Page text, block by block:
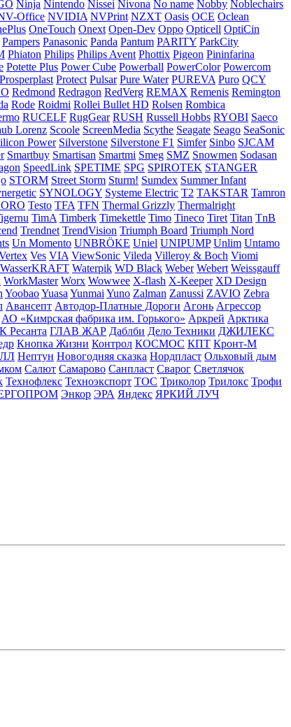
Ninja Nintendo Nissei Nivona No name Nobby Noblechairs
Office NVIDIA NVPrint NZXT Oasis OCE Oclean
OneTouch Onext Open-Dev Oppo Opticell OptiCin
Pampers Panasonic Panda Pantum PARITY ParkCity
Phiaton Philips Philips Avent Phottix Pigeon Pininfarina
Potette Plus Power Cube Powerball PowerColor Powercom
Prosperplast Protect Pulsar Pure Water PUREVA Puro QCY
Redmond Redragon RedVerg REMAX Remenis Remington
Rode Roidmi Rollei Bullet HD Rolsen Rombica
RUCELF RugGear RUSH Russell Hobbs RYOBI Saeco
Lorenz Scoole ScreenMedia Scythe Seagate Seago SeaSonic
Power Silverstone Silverstone F1 Simfer Sinbo SJCAM
Smartbuy Smartisan Smartmi Smeg SMZ Snowmen Sodasan
SpeedLink SPETIME SPG SPIROTEK STANGER
STORM Street Storm Sturm! Sumdex Summer Infant
SYNOLOGY Systeme Electric T2 TAKSTAR Tamron
Testo TFA TFN Thermal Grizzly Thermalright
TimA Timberk Timekettle Timo Tineco Tiret Titan TnB
Trendnet TrendVision Triumph Board Triumph Nord
Un Momento UNBRÖKE Uniel UNIPUMP Unlim Untamo
Ves VIA ViewSonic Vileda Villeroy & Boch Viomi
WasserKRAFT Waterpik WD Black Weber Webert Weissgauff
WorkMaster Worx Wowwee X-flash X-Keeper XD Design
YoobaoYuasa Yunmai Yuno Zalman Zanussi ZAVIO Zebra
Авансепт Автодор-Платные Дороги Агонь Агрессор
АО «Кимрская фабрика им. Горького» Аркрей Арктика
Ресанта ГЛАВ ЖАР Даблби Дело Техники ДЖИЛЕКС
Кнопка Жизни Контрол КОСМОС КПТ Кронт-М
Нептун Новогодняя сказка Нордпласт Ольховый дым
Салют Самарово Санпласт Сварог Светлячок
Технофлекс Техноэкспорт ТОС Триколор Трилокс Трофи
Энкор ЭРА Яндекс ЯРКИЙ ЛУЧ